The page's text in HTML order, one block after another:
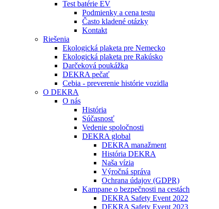
Test batérie EV
Podmienky a cena testu
Často kladené otázky
Kontakt
Riešenia
Ekologická plaketa pre Nemecko
Ekologická plaketa pre Rakúsko
Darčeková poukážka
DEKRA pečať
Cebia - preverenie histórie vozidla
O DEKRA
O nás
História
Súčasnosť
Vedenie spoločnosti
DEKRA global
DEKRA manažment
História DEKRA
Naša vízia
Výročná správa
Ochrana údajov (GDPR)
Kampane o bezpečnosti na cestách
DEKRA Safety Event 2022
DEKRA Safety Event 2023